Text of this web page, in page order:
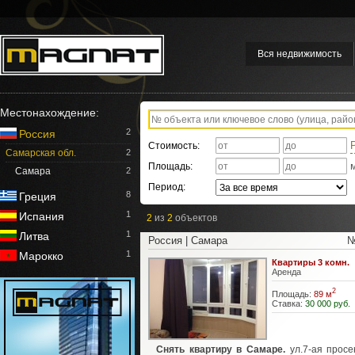
Вся недвижимость
Местонахождение:
Россия
2
Самарская обл. 2
Самара 2
Греция 8
Испания 1
Литва 1
Марокко 1
Стоимость:
Площадь:
Период:
2 из 2 объектов
Россия | Самара
Квартиры 3 комн.
Аренда
Площадь: 89 м2
Ставка: 30 000 руб.
Снять квартиру в Самаре. ул.7-ая